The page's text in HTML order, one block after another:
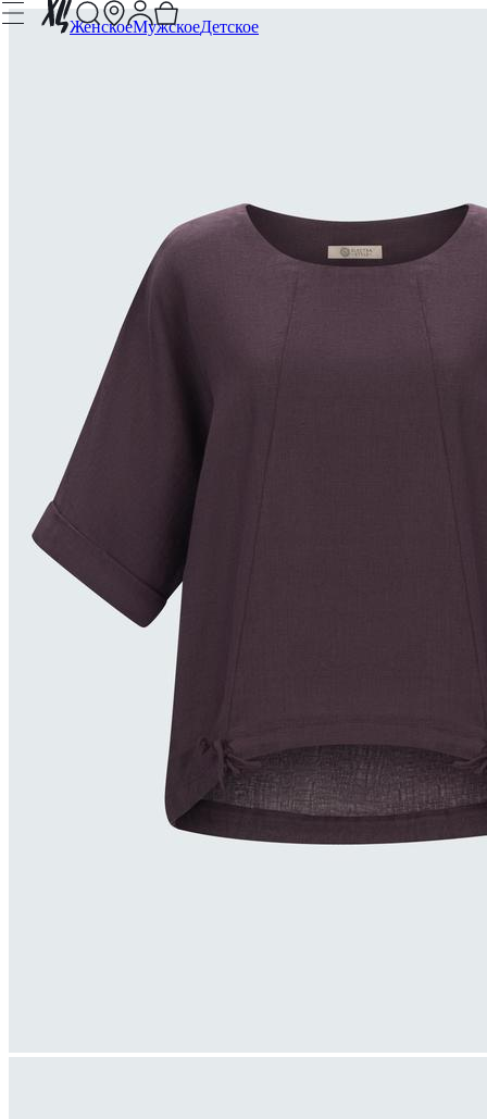
ЖенскоеМужскоеДетское